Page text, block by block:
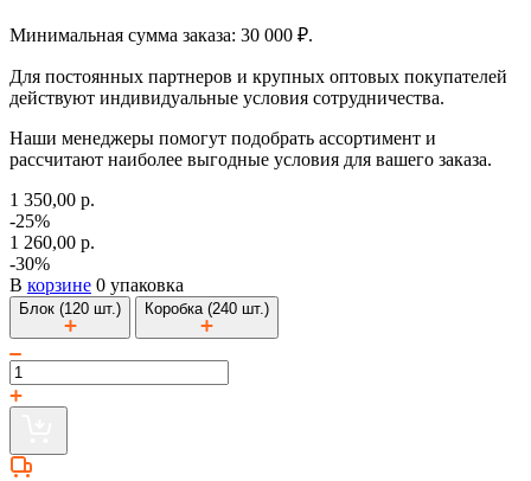
Минимальная сумма заказа: 30 000 ₽.
Для постоянных партнеров и крупных оптовых покупателей
действуют индивидуальные условия сотрудничества.
Наши менеджеры помогут подобрать ассортимент и
рассчитают наиболее выгодные условия для вашего заказа.
1 350,00 р.
-25%
1 260,00 р.
-30%
В корзине 0 упаковка
Блок (120 шт.) Коробка (240 шт.)